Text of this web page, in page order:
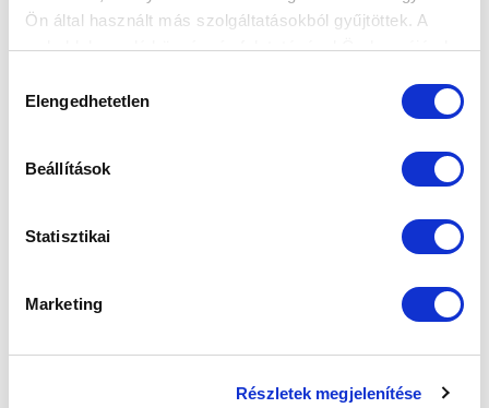
Ön által használt más szolgáltatásokból gyűjtöttek. A
weboldalon való böngészés folytatásával Ön hozzájárul a
kiválasztása
Elengedhetetlen
Beállítások
Statisztikai
Marketing
Részletek megjelenítése
SZPONZOROK